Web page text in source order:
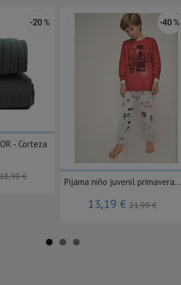
-20 %
- Corteza
18,90 €
-40 %
Pijama niño juvenil primavera...
13,19 €21,99 €